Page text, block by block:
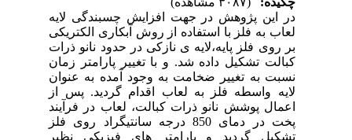
در این پژوهش در جهت افزایش چسبندگی لایه
لعاب به فلز با استفاده از روش آبکاری الکتریکی
بر روی فلز پایه،لایه ی نازکی در حدود نانو ذرات
کبالت تشکیل داده شد. و با تغییر پارامتر زمان
نسبت به تغییر ضخامت به وجود آمده به عنوان
لایه واسطه فلز به لعاب اقدام گردید. پس از
اعمال پوشش نانو ذرات کبالت، لعاب در فرآیند
پخت در دمای 850 درجه سانتیگراد روی فلز
تشکیل گردید و پارامتر های فیزیکی نظیر